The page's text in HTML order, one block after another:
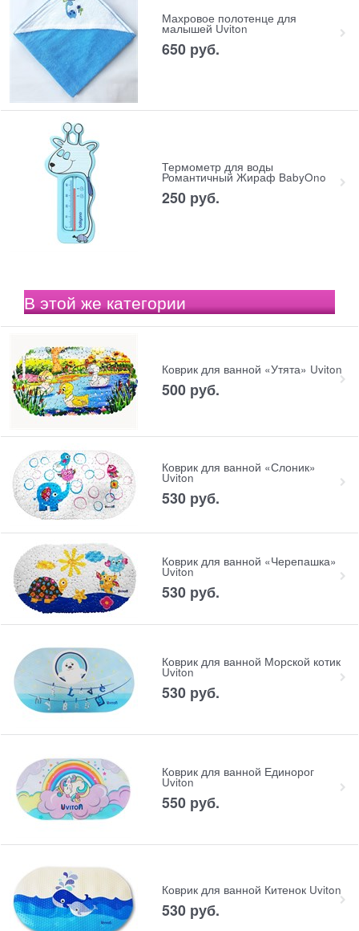
Махровое полотенце для
малышей Uviton
650 руб.
Термометр для воды
Романтичный Жираф BabyOno
250 руб.
В этой же категории
Коврик для ванной «Утята» Uviton
500 руб.
Коврик для ванной «Слоник»
Uviton
530 руб.
Коврик для ванной «Черепашка»
Uviton
530 руб.
Коврик для ванной Морской котик
Uviton
530 руб.
Коврик для ванной Единорог
Uviton
550 руб.
Коврик для ванной Китенок Uviton
530 руб.